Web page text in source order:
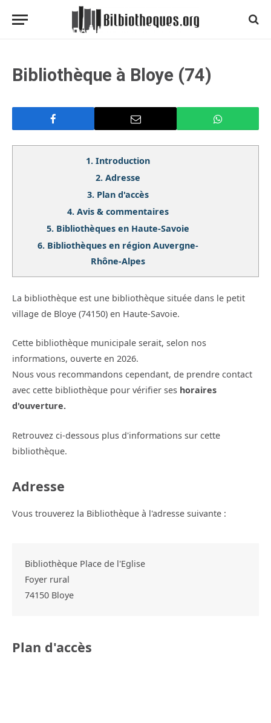
Bibliothèque à Bloye (74)
1. Introduction
2. Adresse
3. Plan d'accès
4. Avis & commentaires
5. Bibliothèques en Haute-Savoie
6. Bibliothèques en région Auvergne-
Rhône-Alpes
La bibliothèque est une bibliothèque située dans le petit
village de Bloye (74150) en Haute-Savoie.
Cette bibliothèque municipale serait, selon nos
informations, ouverte en 2026.
Nous vous recommandons cependant, de prendre contact
avec cette bibliothèque pour vérifier ses horaires
d'ouverture.
Retrouvez ci-dessous plus d'informations sur cette
bibliothèque.
Adresse
Vous trouverez la Bibliothèque à l'adresse suivante :
Bibliothèque Place de l'Eglise
Foyer rural
74150 Bloye
Plan d'accès